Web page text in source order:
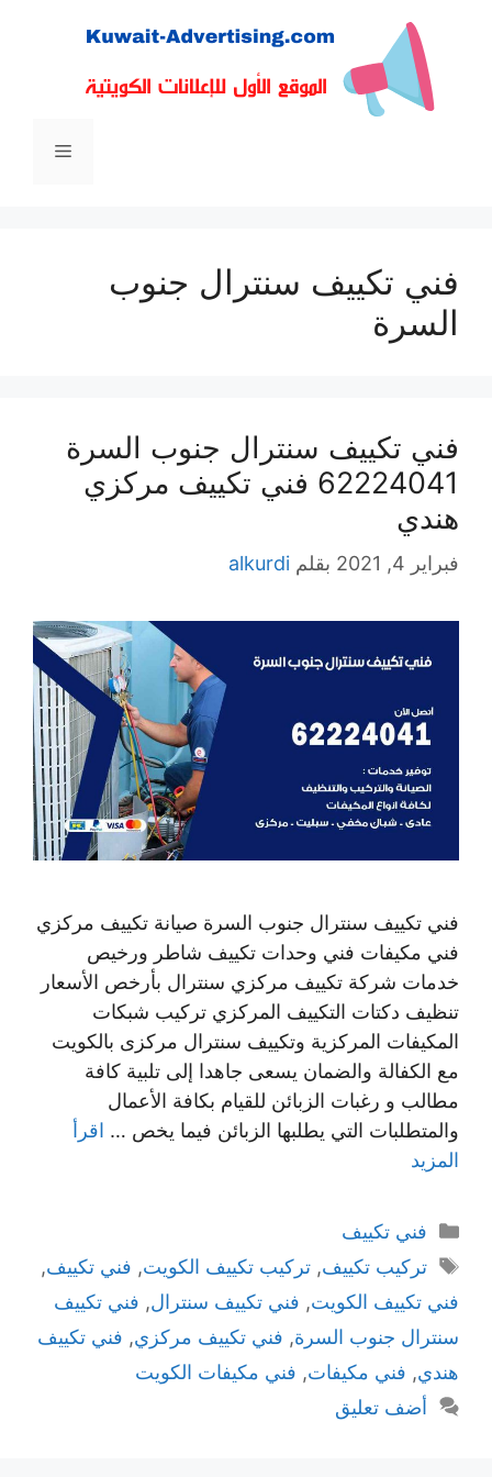
المحتوى
القائمة
فني تكييف سنترال جنوب
السرة
فني تكييف سنترال جنوب السرة
62224041 فني تكييف مركزي
هندي
فبراير 4, 2021 بقلم alkurdi
فني تكييف سنترال جنوب السرة صيانة تكييف مركزي
فني مكيفات فني وحدات تكييف شاطر ورخيص
خدمات شركة تكييف مركزي سنترال بأرخص الأسعار
تنظيف دكتات التكييف المركزي تركيب شبكات
المكيفات المركزية وتكييف سنترال مركزى بالكويت
مع الكفالة والضمان يسعى جاهدا إلى تلبية كافة
مطالب و رغبات الزبائن للقيام بكافة الأعمال
والمتطلبات التي يطلبها الزبائن فيما يخص … اقرأ
المزيد
التصنيفات
فني تكييف
الوسوم
تركيب تكييف, تركيب تكييف الكويت, فني تكييف,
فني تكييف الكويت, فني تكييف سنترال, فني تكييف
سنترال جنوب السرة, فني تكييف مركزي, فني تكييف
هندي, فني مكيفات, فني مكيفات الكويت
أضف تعليق